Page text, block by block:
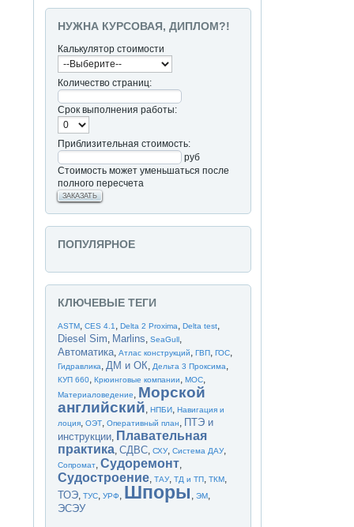
НУЖНА КУРСОВАЯ, ДИПЛОМ?!
Калькулятор стоимости
Количество страниц:
Срок выполнения работы:
Приблизительная стоимость:
руб
Стоимость может уменьшаться после
полного пересчета
ЗАКАЗАТЬ
ПОПУЛЯРНОЕ
КЛЮЧЕВЫЕ ТЕГИ
ASTM,CES 4.1 ,Delta 2 Proxima,Delta test,
Diesel Sim, Marlins,SeaGull,
Автоматика,Атлас конструкций,ГВП,ГОС,
Гидравлика,ДМ и ОК,Дельта 3 Проксима,
КУП 660,Крюинговые компании,МОС,
Материаловедение, Морской
английский,НПБИ,Навигация и
лоция,ОЭТ,Оперативный план, ПТЭ и
инструкции, Плавательная
практика,СДВС,СХУ,Система ДАУ,
Сопромат,Судоремонт,
Судостроение,ТАУ,ТД и ТП,ТКМ,
ТОЭ,ТУС,УРФ, Шпоры ,ЭМ,
ЭСЭУ